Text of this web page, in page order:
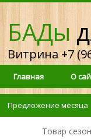
БАДы
Витрина +7
Главная О
Предложение месяца
Товар